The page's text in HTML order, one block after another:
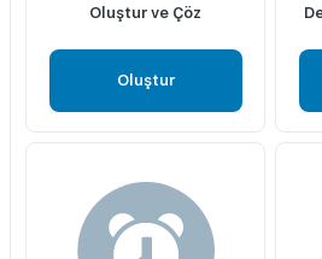
Oluştur ve Çöz
Oluştur